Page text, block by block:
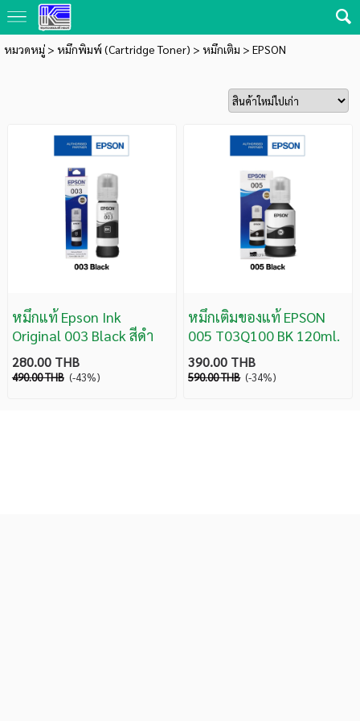
หมวดหมู่> หมึกพิมพ์ (Cartridge Toner) > หมึกเติม > EPSON
หมึกแท้ Epson Ink
Original 003 Black สีดำ
280.00 THB
490.00 THB (-43%)
หมึกเติมของแท้ EPSON
005 T03Q100 BK 120ml.
390.00 THB
590.00 THB (-34%)